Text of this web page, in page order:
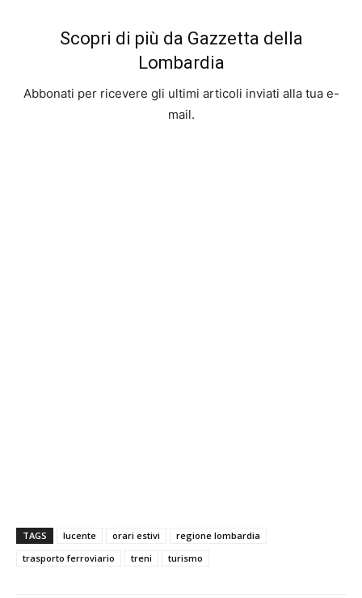
Scopri di più da Gazzetta della
Lombardia
Abbonati per ricevere gli ultimi articoli inviati alla tua e-
mail.
TAGS lucente orari estivi
regione lombardia
trasporto ferroviario
treni turismo